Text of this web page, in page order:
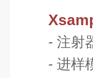
- 注射
- 进样